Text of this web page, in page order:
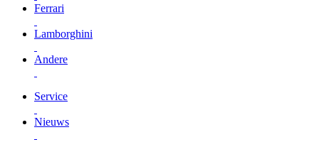
Ferrari
Lamborghini
Andere
Service
Nieuws